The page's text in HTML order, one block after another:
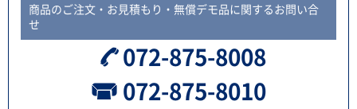
商品のご注文・お見積もり・無償デモ品に関するお問い合
せ
072-875-8008
072-875-8010